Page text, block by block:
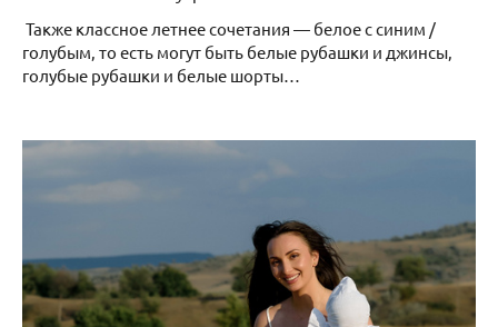
Также классное летнее сочетания — белое с синим /
голубым, то есть могут быть белые рубашки и джинсы,
голубые рубашки и белые шорты…